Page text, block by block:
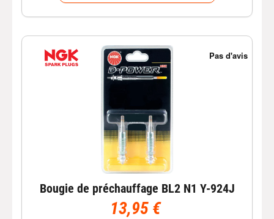
les
reconnues pour leur qualité et leur durabilité
exceptionnelles, tandis que les bougies NGK sont
appréciées pour leur
performanceet leur longévité.
Large Gamme de Modèles et
Nous proposons unelarge gammede modèles de
pour répondre aux besoins spécifiques de votre
Que vous ayez une petitevoiture, unSUV
moteur.
Assurez-vous de vérifier le modèle et la référence de
Bougie de préchauffage BL2 N1 Y-924J
13,95 €